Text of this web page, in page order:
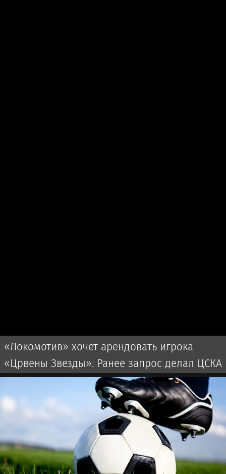
«Локомотив» хочет арендовать игрока
«Црвены Звезды». Ранее запрос делал ЦСКА